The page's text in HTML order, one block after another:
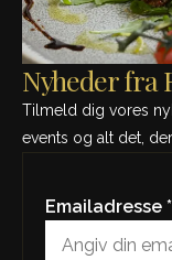
direkte
Tilmeld dig
om nye
Emailadresse *
Nyheder fra
Tilmeld dig vores
events og alt det,
Emailadresse *